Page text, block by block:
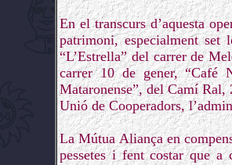
En el transcurs d’aquesta
patrimoni, especialment set
“L’Estrella” del carrer de
carrer 10 de gener, “Café
Mataronense”, del Camí
Unió de Cooperadors,
La Mútua Aliança en
pessetes i fent costar que a